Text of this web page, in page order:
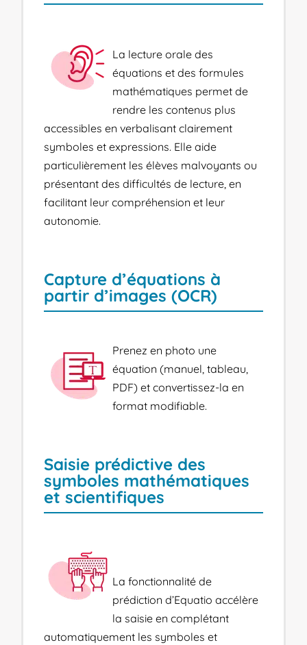
La lecture orale des
équations et des formules
mathématiques permet de
rendre les contenus plus
accessibles en verbalisant clairement
symboles et expressions. Elle aide
particulièrement les élèves malvoyants ou
présentant des difficultés de lecture, en
facilitant leur compréhension et leur
autonomie.
Capture d’équations à
partir d’images (OCR)
Prenez en photo une
équation (manuel, tableau,
PDF) et convertissez-la en
format modifiable.
Saisie prédictive des
symboles mathématiques
et scientifiques
La fonctionnalité de
prédiction d’Equatio accélère
la saisie en complétant
automatiquement les symboles et